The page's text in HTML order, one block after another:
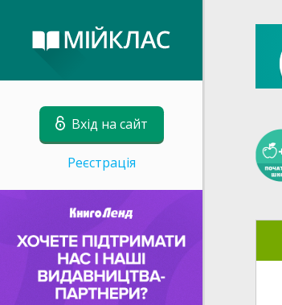
Вхід на сайт
Реєстрація